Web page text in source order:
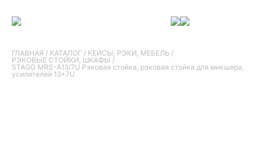
ГЛАВНАЯ / КАТАЛОГ / КЕЙСЫ, РЭКИ, МЕБЕЛЬ /
РЭКОВЫЕ СТОЙКИ, ШКАФЫ /
STAGG MRS-A13/7U Рэковая стойка, рэковая стойка для микшера,
усилителей 13+7U